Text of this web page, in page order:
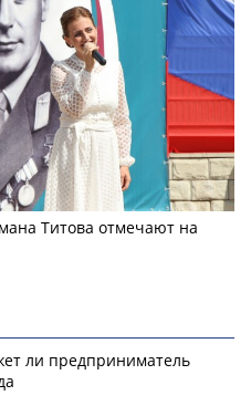
Титова отмечают на
ли предприниматель